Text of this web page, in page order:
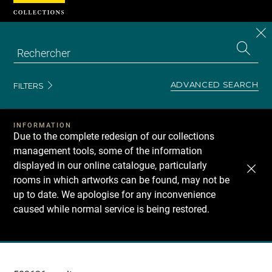
FILTERS ADVANCED SEARCH
INFORMATION
Due to the complete redesign of our collections
management tools, some of the information
displayed in our online catalogue, particularly
rooms in which artworks can be found, may not be
up to date. We apologise for any inconvenience
caused while normal service is being restored.
Recherche
Cookies management panel